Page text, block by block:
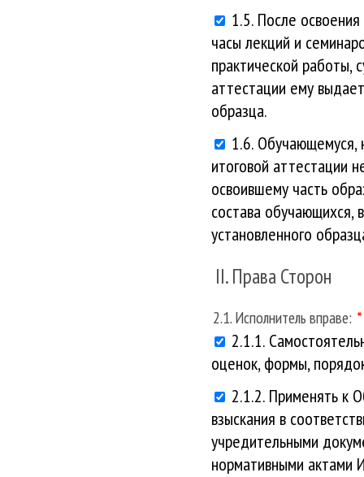
1.5. После
часы лекций и
практической работы,
аттестации ему
образца.
1.6. Обучающемуся,
итоговой аттестации
освоившему часть
состава обучающихся,
установленного
II. Права Сторон
2.1. Исполнитель вправе:
2.1.1.
оценок, формы,
2.1.2. Применять к
взыскания в
учредительными
нормативными актами